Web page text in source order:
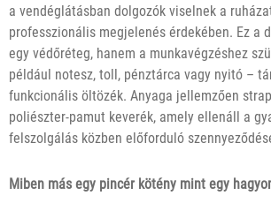
a vendéglátásban dolgozók viselnek a
professzionális megjelenés érdekében. Ez a
egy védőréteg, hanem a munkavégzéshez
például notesz, toll, pénztárca vagy nyitó –
funkcionális öltözék. Anyaga jellemzően
poliészter-pamut keverék, amely ellenáll a
felszolgálás közben előforduló
Miben más egy pincér kötény mint egy